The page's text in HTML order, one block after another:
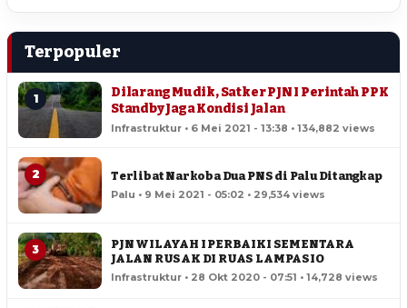
Terpopuler
1
Dilarang Mudik, Satker PJN I Perintah PPK
Standby Jaga Kondisi Jalan
Infrastruktur • 6 Mei 2021 - 13:38 • 134,882 views
2 Terlibat Narkoba Dua PNS di Palu Ditangkap
Palu • 9 Mei 2021 - 05:02 • 29,534 views
3
PJN WILAYAH I PERBAIKI SEMENTARA
JALAN RUSAK DI RUAS LAMPASIO
Infrastruktur • 28 Okt 2020 - 07:51 • 14,728 views